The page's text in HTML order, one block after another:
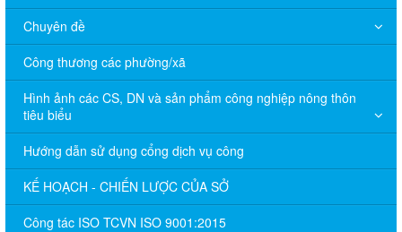
Chuyên đề
Công thương các phường/xã
Hình ảnh các CS, DN và sản phẩm công nghiệp nông thôn
tiêu biểu
Hướng dẫn sử dụng cổng dịch vụ công
KẾ HOẠCH - CHIẾN LƯỢC CỦA SỞ
Công tác ISO TCVN ISO 9001:2015